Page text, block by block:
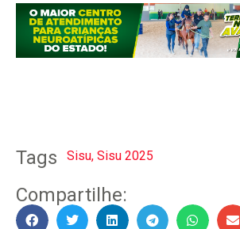
Tags Sisu, Sisu 2025
Compartilhe: